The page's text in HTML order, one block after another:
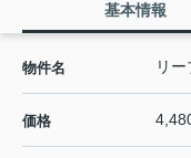
基本情報
物件名 リ
価格